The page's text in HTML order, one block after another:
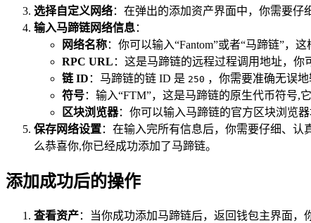
选择自定义网络：在弹出的添加资产界面中，你需要仔
输入马蹄链网络信息：
网络名称：你可以输入“Fantom”或者“马蹄链”，
RPC URL ：这是马蹄链的远程过程调用地址，你
链 ID ：马蹄链的链 ID 是 250 ，你需要准确无误
符号：输入“FTM”，这是马蹄链的原生代币符号,
区块浏览器：你可以输入马蹄链的官方区块浏览
保存网络设置：在输入完所有信息后，你需要仔细、认
么恭喜你,你已经成功添加了马蹄链。
添加成功后的操作
查看资产：当你成功添加马蹄链后，返回钱包主界面